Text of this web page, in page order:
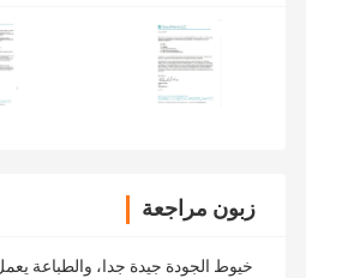
زبون مراجعة
خيوط الجودة جيدة جدا، والطباعة